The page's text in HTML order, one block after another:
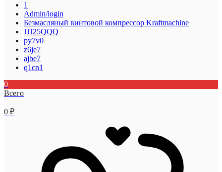
1
Admin/login
Безмасляный винтовой компрессор Kraftmaсhine
JJJ25QQQ
py7v0
z6je7
ajbe7
q1cn1
0
Всего
0 ₽